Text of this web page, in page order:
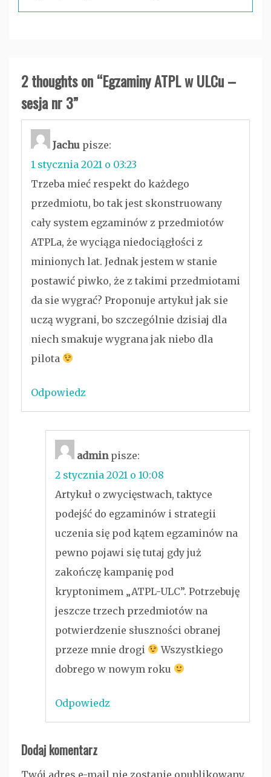
2 thoughts on “Egzaminy ATPL w ULCu –
sesja nr 3”
Jachu pisze:
1 stycznia 2021 o 03:23
Trzeba mieć respekt do każdego
przedmiotu, bo tak jest skonstruowany
cały system egzaminów z przedmiotów
ATPLa, że wyciąga niedociągłości z
minionych lat. Jednak jestem w stanie
postawić piwko, że z takimi przedmiotami
da sie wygrać? Proponuje artykuł jak sie
uczą wygrani, bo szczególnie dzisiaj dla
niech smakuje wygrana jak niebo dla
pilota
Odpowiedz
admin pisze:
2 stycznia 2021 o 10:08
Artykuł o zwycięstwach, taktyce
podejść do egzaminów i strategii
uczenia się pod kątem egzaminów na
pewno pojawi się tutaj gdy już
zakończę kampanię pod
kryptonimem „ATPL-ULC”. Potrzebuję
jeszcze trzech przedmiotów na
potwierdzenie słuszności obranej
przeze mnie drogi
Wszystkiego
dobrego w nowym roku
Odpowiedz
Dodaj komentarz
Twój adres e-mail nie zostanie opublikowany.